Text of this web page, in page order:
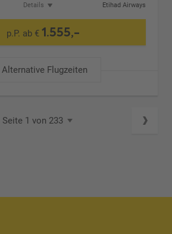
Details
Etihad Airways
p.P. ab € 1.555,-
Alternative Flugzeiten
Seite 1 von 233